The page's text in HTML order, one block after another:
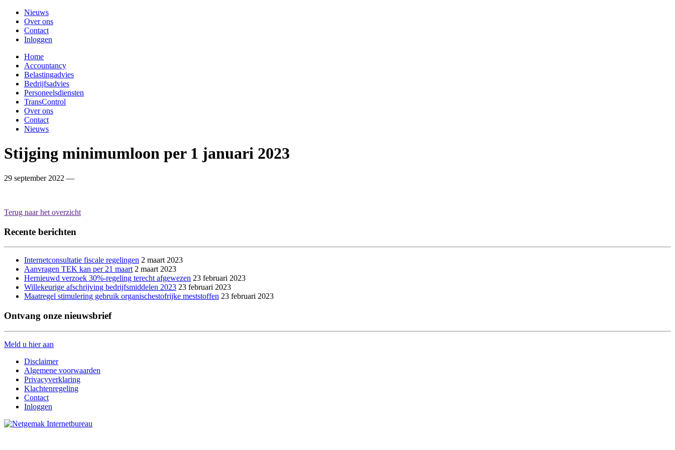
Nieuws
Over ons
Contact
Inloggen
Home
Accountancy
Belastingadvies
Bedrijfsadvies
Personeelsdiensten
TransControl
Over ons
Contact
Nieuws
Stijging minimumloon per 1 januari 2023
29 september 2022 —
Terug naar het overzicht
Recente berichten
Internetconsultatie fiscale regelingen 2 maart 2023
Aanvragen TEK kan per 21 maart 2 maart 2023
Hernieuwd verzoek 30%-regeling terecht afgewezen 23 februari 2023
Willekeurige afschrijving bedrijfsmiddelen 2023 23 februari 2023
Maatregel stimulering gebruik organischestofrijke meststoffen 23 februari 2023
Ontvang onze nieuwsbrief
Meld u hier aan
Disclaimer
Algemene voorwaarden
Privacyverklaring
Klachtenregeling
Contact
Inloggen